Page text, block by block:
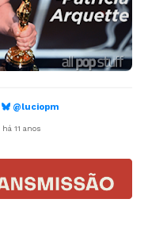
@luciopm
há 11 anos